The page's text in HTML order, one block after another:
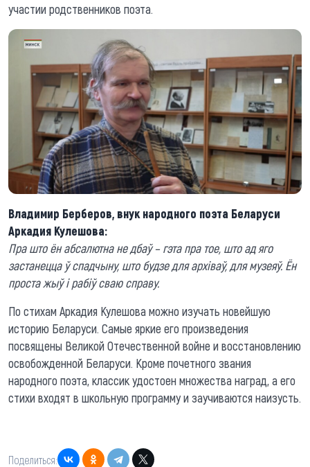
участии родственников поэта.
Владимир Берберов, внук народного поэта Беларуси
Аркадия Кулешова:
Пра што ён абсалютна не дбаў – гэта пра тое, што ад яго
застанецца ў спадчыну, што будзе для архіваў, для музеяў. Ён
проста жыў і рабіў сваю справу.
По стихам Аркадия Кулешова можно изучать новейшую
историю Беларуси. Самые яркие его произведения
посвящены Великой Отечественной войне и восстановлению
освобожденной Беларуси. Кроме почетного звания
народного поэта, классик удостоен множества наград, а его
стихи входят в школьную программу и заучиваются наизусть.
Поделиться: